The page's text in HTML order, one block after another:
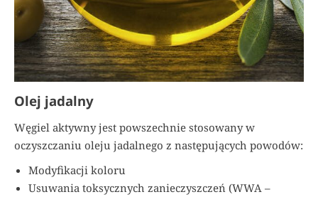
Olej jadalny
Węgiel aktywny jest powszechnie stosowany w
oczyszczaniu oleju jadalnego z następujących powodów:
Modyfikacji koloru
Usuwania toksycznych zanieczyszczeń (WWA –